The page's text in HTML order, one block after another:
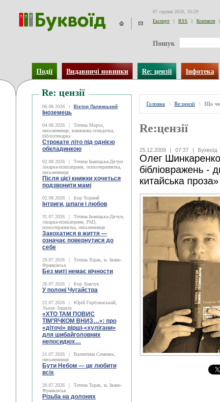
07 серпня 2026, 10:29
Експорт
| RSS | Контакти |
Пошук
Події Видавничі новинки Re: цензії Інфотека
Re: цензії
06.08.2026 | Віктор Палинський
Іноземець
04.08.2026 |
Тетяна Мороз,
письменниця, книжкова оглядачка,
бібліотекарка
Строкате літо під однією
обкладинкою
02.08.2026 |
Тетяна Іваніцька-Дячун
лікарка-психіатриня, психотерапевтка,
письменниця
Після цієї книжки хочеться
подзвонити мамі
02.08.2026 | Ігор Чорний
Інтриги, шпаги і любов
31.07.2026 |
Тетяна Іваніцька-Дячун,
лікарка-психіатриня, PhD,
психотерапевтка, письменниця
Закохатися в життя —
означає повернутися до
себе
29.07.2026 |
Тетяна Торак, м. Івано-
Франківськ
Без миті немає вічности
26.07.2026 | Ігор Зіньчук
У полоні Чугайстра
22.07.2026 |
Юрій Горблянський,
Львів–Зашків
«ХТО ТАМ ПОВИС
ТІМ’ЯЧКОМ ВНИЗ…»: про
«діточі» вірші-«хулігани»
для шибайголовних
непосидюх…
21.07.2026 |
Валентина Семеняк,
письменниця
Бути Небом ― це любити
всіх
20.07.2026 |
Тетяна Торак, м. Івано-
Франківськ
Різьба на долонях
Головна \ Re:цензії \ Що
Re:цензії
25.12.2009 | 07:37 | Буквоїд
Олег
бібліовражень -
китайська проза»